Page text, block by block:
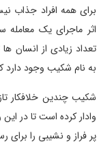
برای همه افراد جذاب
اثر ماجرای یک
تعداد زیادی از انسان
به نام شکیب وجود دارد
شکیب چندین خلافکار
وادار کرده است تا در
پر فراز و نشیبی را